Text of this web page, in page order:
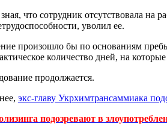
что сотрудник отсутствовала
уволил ее.
произошло бы по основаниям
количество дней, на
продолжается.
экс-главу Укрхимтрансаммиака
подозревают в